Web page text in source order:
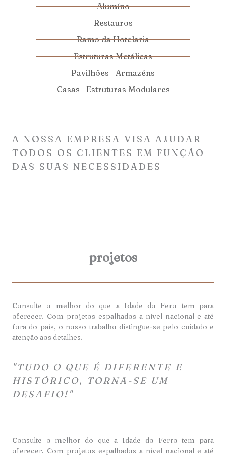
Alumíno
Restauros
Ramo da Hotelaria
Estruturas Metálicas
Pavilhões | Armazéns
Casas | Estruturas Modulares
A NOSSA EMPRESA VISA AJUDAR
TODOS OS CLIENTES EM FUNÇÃO
DAS SUAS NECESSIDADES
Consulte o melhor do que a Idade do Ferro tem para
oferecer. Com projetos espalhados a nível nacional e até
projetos
Consulte o melhor do que a Idade do Fero tem para
oferecer. Com projetos espalhados a nível nacional e até
fora do país, o nosso trabalho distingue-se pelo cuidado e
atenção aos detalhes.
"TUDO O QUE É DIFERENTE E
HISTÓRICO, TORNA-SE UM
DESAFIO!"